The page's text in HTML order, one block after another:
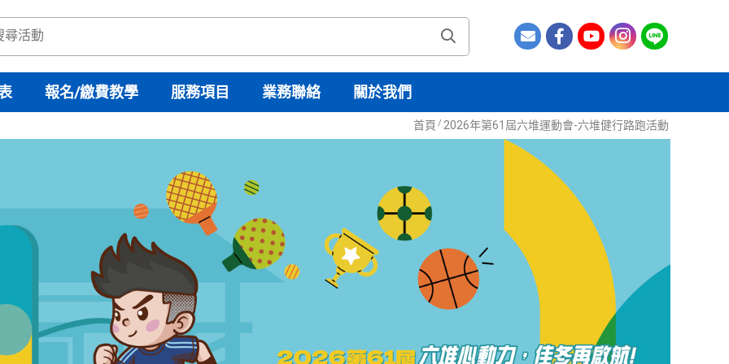
報名/繳費教學 服務項目 業務聯絡 關於我們
首頁 / 2026年第61屆六堆運動會-六堆健行路跑活動